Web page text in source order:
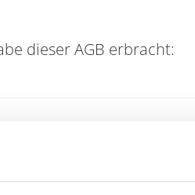
dieser AGB erbracht:
Adressen, Daten und Cross-